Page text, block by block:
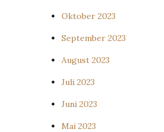
Oktober 2023
September 2023
August 2023
Juli 2023
Juni 2023
Mai 2023